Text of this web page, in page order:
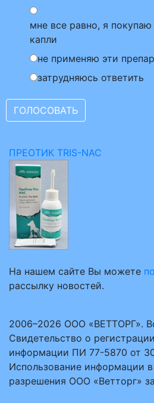
мне все равно, я
капли
не применяю эти
затрудняюсь ответить
ПРЕОТИК TRIS-NAC
На нашем сайте Вы можете
рассылку новостей.
2006–2026 ООО «ВЕТТОРГ».
Свидетельство о
информации ПИ 77-5870 от
Использование информации
разрешения ООО «Ветторг»